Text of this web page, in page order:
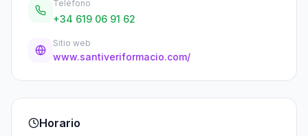
Teléfono
+34 619 06 91 62
Sitio web
www.santiveriformacio.com/
Horario